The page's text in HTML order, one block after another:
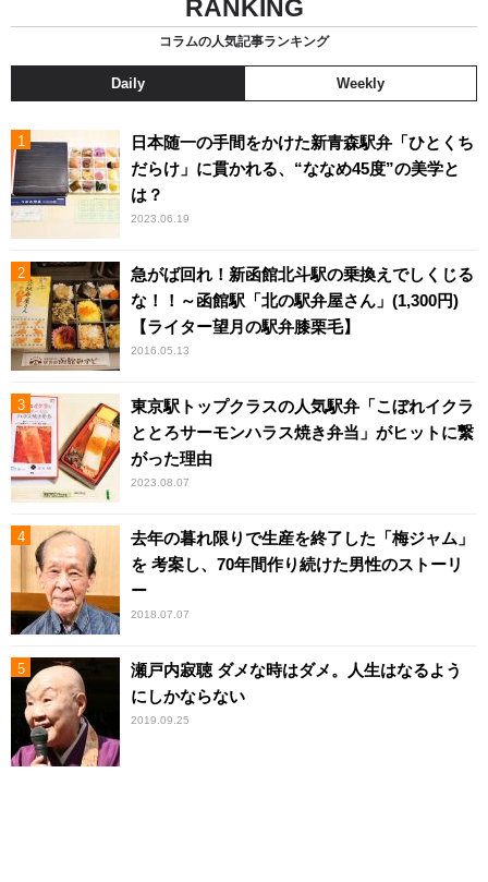
RANKING
コラムの人気記事ランキング
Daily Weekly
日本随一の手間をかけた新青森駅弁「ひとくち
だらけ」に貫かれる、“ななめ45度”の美学と
は？
2023.06.19
急がば回れ！新函館北斗駅の乗換えでしくじる
な！！～函館駅「北の駅弁屋さん」(1,300円)
【ライター望月の駅弁膝栗毛】
2016.05.13
東京駅トップクラスの人気駅弁「こぼれイクラ
ととろサーモンハラス焼き弁当」がヒットに繋
がった理由
2023.08.07
去年の暮れ限りで生産を終了した「梅ジャム」
を 考案し、70年間作り続けた男性のストーリ
ー
2018.07.07
瀬戸内寂聴 ダメな時はダメ。人生はなるよう
にしかならない
2019.09.25